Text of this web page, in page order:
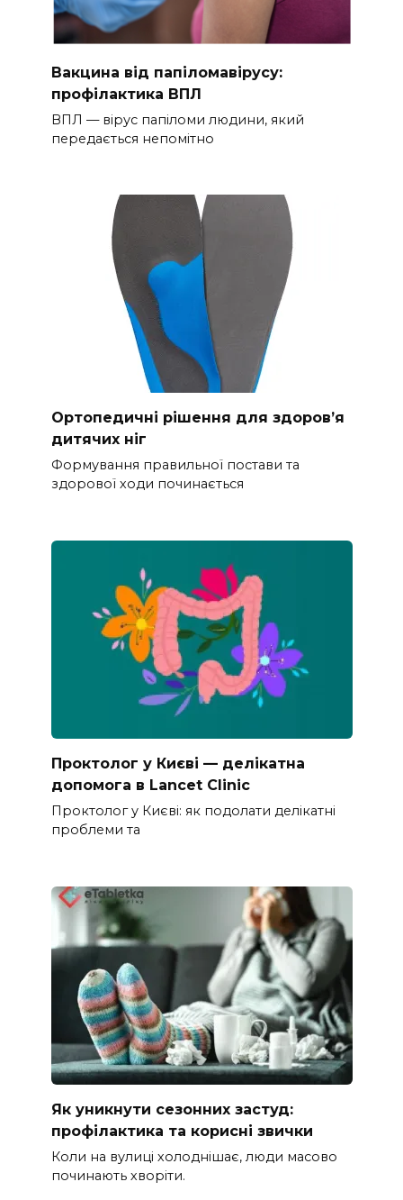
Вакцина від папіломавірусу:
профілактика ВПЛ
ВПЛ — вірус папіломи людини, який
передається непомітно
Ортопедичні рішення для здоров’я
дитячих ніг
Формування правильної постави та
здорової ходи починається
Проктолог у Києві — делікатна
допомога в Lancet Clinic
Проктолог у Києві: як подолати делікатні
проблеми та
Як уникнути сезонних застуд:
профілактика та корисні звички
Коли на вулиці холоднішає, люди масово
починають хворіти.